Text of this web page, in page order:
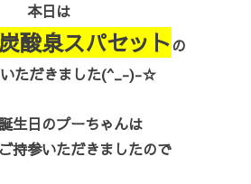
本日は
酸泉スパセットの
いただきました(^_-)-☆
生日のプーちゃんは
持参いただきましたので